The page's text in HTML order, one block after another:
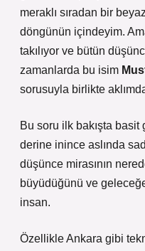
meraklı sıradan bir
döngünün içindeyim.
takılıyor ve bütün
zamanlarda bu isim
sorusuyla birlikte
Bu soru ilk bakışta
derine inince aslında
düşünce mirasının
büyüdüğünü ve
insan.
Özellikle Ankara gibi